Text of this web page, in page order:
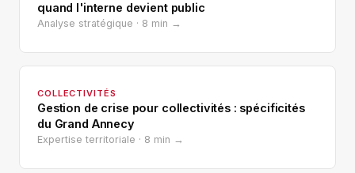
quand l'interne devient public
Analyse stratégique · 8 min →
COLLECTIVITÉS
Gestion de crise pour collectivités : spécificités
du Grand Annecy
Expertise territoriale · 8 min →